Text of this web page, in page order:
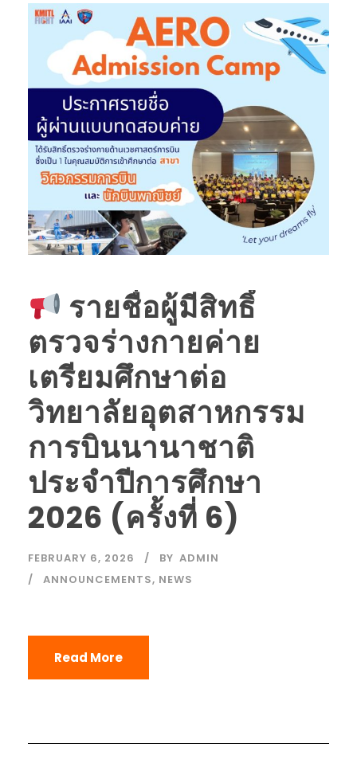
รายชื่อผู้มีสิทธิ์
ตรวจร่างกายค่าย
เตรียมศึกษาต่อ
วิทยาลัยอุตสาหกรรม
การบินนานาชาติ
ประจำปีการศึกษา
2026 (ครั้งที่ 6)
FEBRUARY 6, 2026 BY ADMIN
ANNOUNCEMENTS, NEWS
Read More